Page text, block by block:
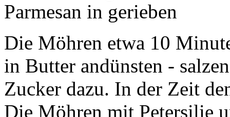
Parmesan in gerieben
Die Möhren etwa 10
in Butter andünsten -
Zucker dazu. In der Zeit
Die Möhren mit Petersilie